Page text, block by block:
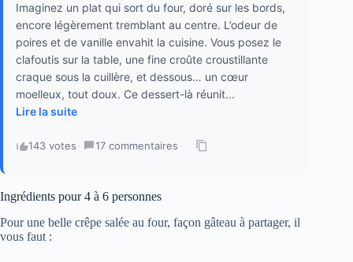
Imaginez un plat qui sort du four, doré sur les bords,
encore légèrement tremblant au centre. L’odeur de
poires et de vanille envahit la cuisine. Vous posez le
clafoutis sur la table, une fine croûte croustillante
craque sous la cuillère, et dessous… un cœur
moelleux, tout doux. Ce dessert-là réunit...
Lire la suite
143 votes · 17 commentaires ·
Ingrédients pour 4 à 6 personnes
Pour une belle crêpe salée au four, façon gâteau à partager, il
vous faut :